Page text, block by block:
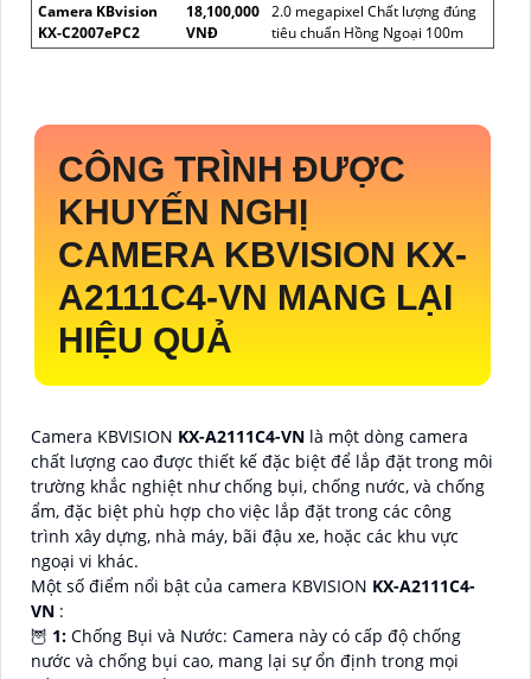
Camera KBvision
KX-C2007ePC2
18,100,000
VNĐ
2.0 megapixel Chất lượng đúng
tiêu chuẩn Hồng Ngoại 100m
CÔNG TRÌNH ĐƯỢC
KHUYẾN NGHỊ
CAMERA KBVISION KX-
A2111C4-VN MANG LẠI
HIỆU QUẢ
Camera KBVISION KX-A2111C4-VN là một dòng camera
chất lượng cao được thiết kế đặc biệt để lắp đặt trong môi
trường khắc nghiệt như chống bụi, chống nước, và chống
ẩm, đặc biệt phù hợp cho việc lắp đặt trong các công
trình xây dựng, nhà máy, bãi đậu xe, hoặc các khu vực
ngoại vi khác.
Một số điểm nổi bật của camera KBVISION KX-A2111C4-
VN :
🦉 1: Chống Bụi và Nước: Camera này có cấp độ chống
nước và chống bụi cao, mang lại sự ổn định trong mọi